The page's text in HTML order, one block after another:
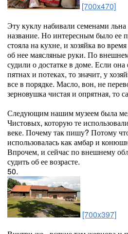
[700x470]
Эту куклу набивали семенами льна
название. Но интересным было ее
стояла на кухне, и хозяйка во
об нее маясляные руки. По
судили о достатке в доме. Если
пятнах и потеках, то значит, у
все в порядке. Масло, вон, не
зерновушка чистая и опрятная, то
Следующим нашим музеем была
Чистовых, которую те
веке. Почему так пишу? Потому
использовалась как амбар и
Впрочем, и сейчас по внешнему
судить об ее возрасте.
50.
[700x397]